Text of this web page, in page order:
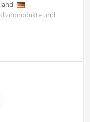
und